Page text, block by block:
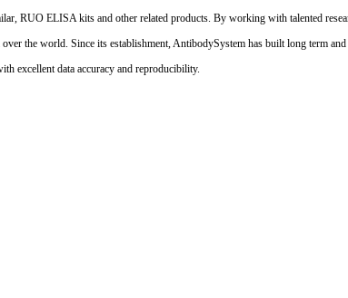
RUO ELISA kits and other related products. By working with talented
the world. Since its establishment, AntibodySystem has built long term
excellent data accuracy and reproducibility.